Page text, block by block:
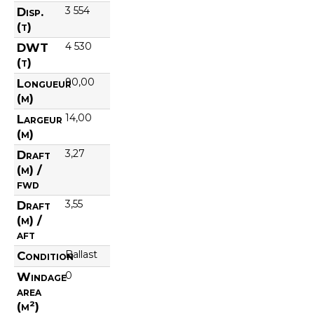
Disp.
(t)
3 554
DWT
(t)
4 530
Longueur
(m)
90,00
Largeur
(m)
14,00
Draft
(m) /
fwd
3,27
Draft
(m) /
aft
3,55
ConditionBallast
Windage
area
(m²)
0